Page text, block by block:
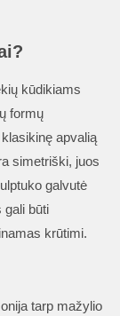
kūdikiams
formų
apvalią
simetriški, juos
galvutė
gali būti
krūtimi.
tarp mažylio